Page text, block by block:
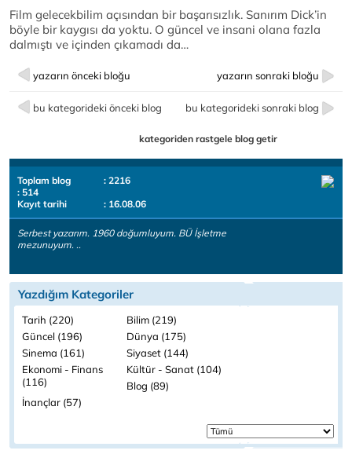
Film gelecekbilim açısından bir başarısızlık. Sanırım Dick’in
böyle bir kaygısı da yoktu. O güncel ve insani olana fazla
dalmıştı ve içinden çıkamadı da…
yazarın önceki bloğu yazarın sonraki bloğu
bu kategorideki önceki blog bu kategorideki sonraki blog
kategoriden rastgele blog getir
Toplam blog
: 2216
: 514
Kayıt tarihi
: 16.08.06
Serbest yazarım. 1960 doğumluyum. BÜ İşletme
mezunuyum. ..
Yazdığım Kategoriler
Tarih (220)
Bilim (219)
Güncel (196)
Dünya (175)
Sinema (161)
Siyaset (144)
Ekonomi - Finans
(116)
Kültür - Sanat (104)
Blog (89)
İnançlar (57)